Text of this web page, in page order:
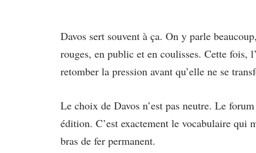
Davos sert souvent à ça. On y parle
rouges, en public et en coulisses. Cette fois,
retomber la pression avant qu’elle ne se
Le choix de Davos n’est pas neutre. Le
édition. C’est exactement le vocabulaire qui
bras de fer permanent.